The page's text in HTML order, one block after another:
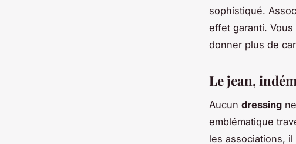
sophistiqué.
effet garanti.
donner plus de
Le jean,
Aucun dressing
emblématique
les associations,